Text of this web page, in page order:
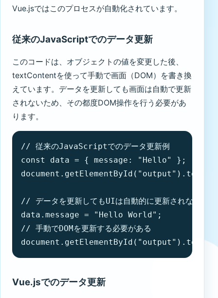
Vue.jsではこのプロセスが自動化されています。
従来のJavaScriptでのデータ更新
このコードは、オブジェクトの値を変更した後、
textContentを使って手動で画面（DOM）を書き換
えています。データを更新しても画面は自動で更新
されないため、その都度DOM操作を行う必要があ
ります。
// 従来のJavaScriptでのデータ更新例
const data = { message: "Hello" };
// データを更新してもUIは自動的に更新されない
data.message = "Hello World";
// 手動でDOMを更新する必要がある
Vue.jsでのデータ更新